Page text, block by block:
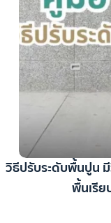
วิธีปรับระดับพื้นปูน มี
พื้นเรีย